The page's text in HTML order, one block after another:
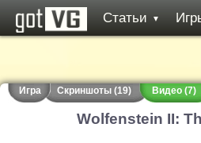
Статьи ▼
Игра Скриншоты (19) Видео (7)
Wolfenstein II: